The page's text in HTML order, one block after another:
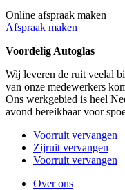
Online afspraak maken
Afspraak maken
Voordelig Autoglas
Wij leveren de ruit veelal
van onze medewerkers
Ons werkgebied is heel
avond bereikbaar voor
Voorruit vervangen
Zijruit vervangen
Voorruit vervangen
Over ons